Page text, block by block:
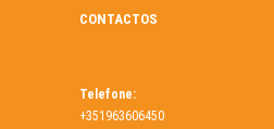
CONTACTOS
Telefone:
+351963606450